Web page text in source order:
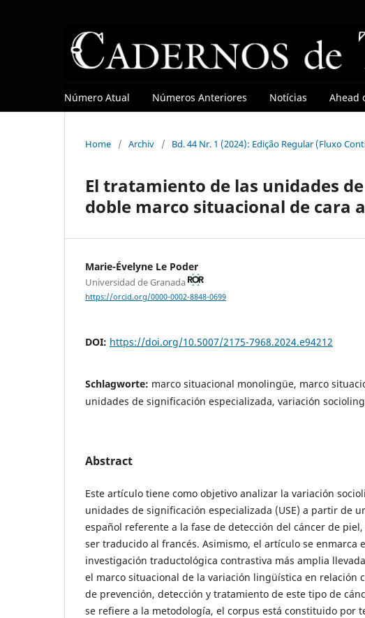
Número Atual Números Anteriores Notícias Ahead
Home / Archiv / Bd. 44 Nr. 1 (2024): Edição Regular (Fluxo
El tratamiento de las unidades
doble marco situacional de cara
Marie-Évelyne Le Poder
Universidad de Granada
https://orcid.org/0000-0002-8848-0699
DOI: https://doi.org/10.5007/2175-7968.2024.e94212
Schlagworte: marco situacional monolingüe, marco
unidades de significación especializada, variación
Abstract
Este artículo tiene como objetivo analizar la variación
unidades de significación especializada (USE) a partir de
español referente a la fase de detección del cáncer de piel,
ser traducido al francés. Asimismo, el artículo se enmarca
investigación traductológica contrastiva más amplia
el marco situacional de la variación lingüística en relación
de prevención, detección y tratamiento de este tipo de
se refiere a la metodología, el corpus está constituido por